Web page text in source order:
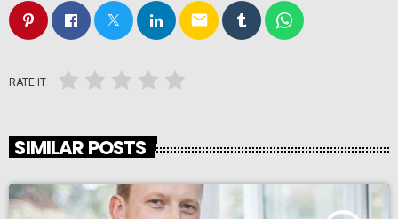
email
RATE IT
SIMILAR POSTS